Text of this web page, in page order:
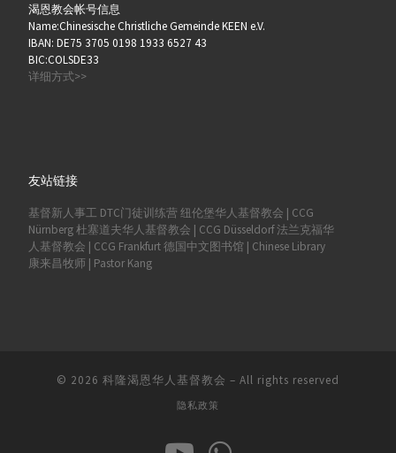
渴恩教会帐号信息
Name:Chinesische Christliche Gemeinde KEEN e.V.
IBAN: DE75 3705 0198 1933 6527 43
BIC:COLSDE33
详细方式>>
友站链接
基督新人事工 DTC门徒训练营 纽伦堡华人基督教会 | CCG
Nürnberg 杜塞道夫华人基督教会 | CCG Düsseldorf 法兰克福华
人基督教会 | CCG Frankfurt 德国中文图书馆 | Chinese Library
康来昌牧师 | Pastor Kang
© 2026 科隆渴恩华人基督教会 – All rights reserved
隐私政策